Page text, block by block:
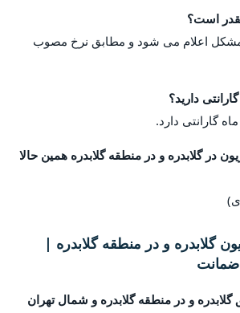
است؟
اعلام می شود و مطابق نرخ مصوب
دارید؟
در گلابدره و در منطقه گلابدره همین حالا
گلابدره و در منطقه گلابدره |
و در منطقه گلابدره و شمال تهران